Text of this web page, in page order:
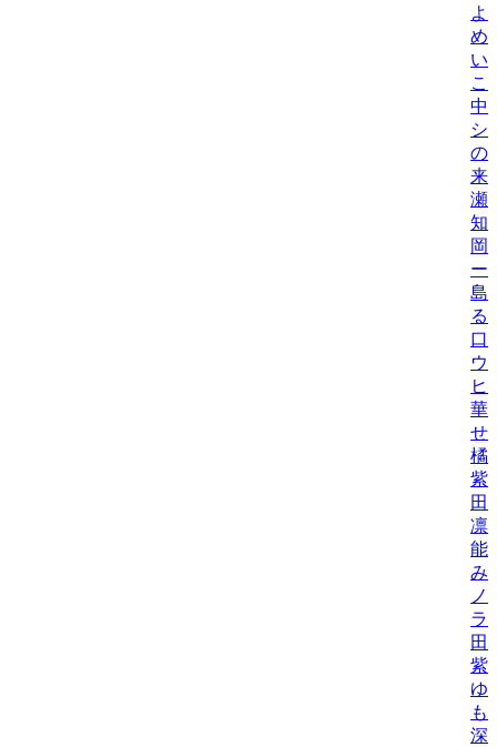
よ
め
い
こ
中
シ
の
来/
瀬
知/
岡
ー
島
る
口
ウ
ヒ
華
せ
橘
紫
田
凛/
能
み/
ノ
ラ
田
紫
ゆ
も
深